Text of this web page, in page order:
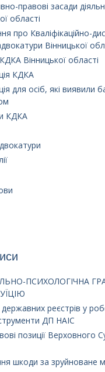
правові засади
області
про Кваліфікаційно-
Вінницької
Вінницької області
КДКА
для осіб, які виявили
КДКА
ПСИХОЛОГІЧНА
реєстрів у
ДП НАІС
позиції Верховного
шкоди за зруйноване